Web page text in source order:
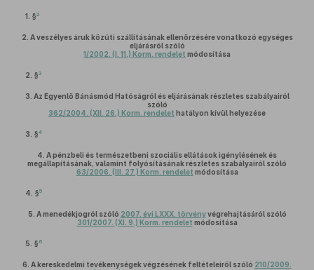
1. §2
2. A veszélyes áruk közúti szállításának ellenőrzésére vonatkozó egységes
eljárásról szóló
1/2002. (I. 11.) Korm. rendelet módosítása
2. §3
3. Az Egyenlő Bánásmód Hatóságról és eljárásának részletes szabályairól
szóló
362/2004. (XII. 26.) Korm. rendelet hatályon kívül helyezése
3. §4
4. A pénzbeli és természetbeni szociális ellátások igénylésének és
megállapításának, valamint folyósításának részletes szabályairól szóló
63/2006. (III. 27.) Korm. rendelet módosítása
4. §5
5. A menedékjogról szóló 2007. évi LXXX. törvényvégrehajtásáról szóló
301/2007. (XI. 9.) Korm. rendelet módosítása
5. § 6
6. A kereskedelmi tevékenységek végzésének feltételeiről szóló 210/2009.